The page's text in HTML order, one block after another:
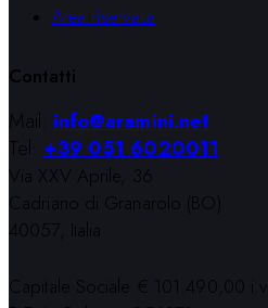
Area riservata
Contatti
Mail:info@aramini.net
Tel:+39 051 6020011
Via XXV Aprile, 36
Cadriano di Granarolo (BO)
40057, Italia
Capitale Sociale € 101.490,00 i.v.